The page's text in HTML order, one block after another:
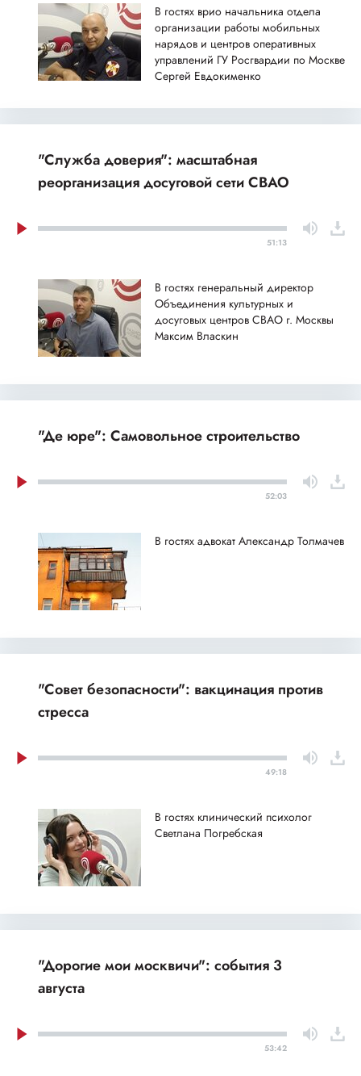
В гостях врио начальника отдела
организации работы мобильных
нарядов и центров оперативных
управлений ГУ Росгвардии по Москве
Сергей Евдокименко
"Служба доверия": масштабная
реорганизация досуговой сети СВАО
51:13
В гостях генеральный директор
Объединения культурных и
досуговых центров СВАО г. Москвы
Максим Власкин
"Де юре": Самовольное строительство
52:03
В гостях адвокат Александр Толмачев
"Совет безопасности": вакцинация против
стресса
49:18
В гостях клинический психолог
Светлана Погребская
"Дорогие мои москвичи": события 3
августа
53:42